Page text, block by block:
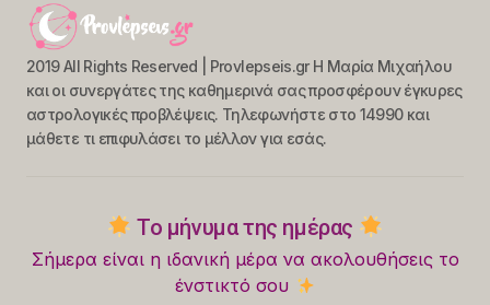
2019 All Rights Reserved | Provlepseis.gr Η Μαρία Μιχαήλου
και οι συνεργάτες της καθημερινά σας προσφέρουν έγκυρες
αστρολογικές προβλέψεις. Τηλεφωνήστε στο 14990 και
μάθετε τι επιφυλάσει το μέλλον για εσάς.
Το μήνυμα της ημέρας
Σήμερα είναι η ιδανική μέρα να ακολουθήσεις το
ένστικτό σου